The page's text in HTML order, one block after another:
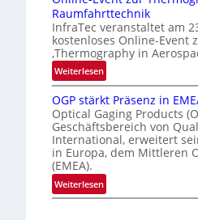
D
r
u
c
m
a
r
k
e
e
‚
H
y
p
e
r
s
p
e
c
t
r
e
r
n
a
t
o
n
a
l
i
s
Raumfahrttechnik
InfraTec veranstaltet am
kostenloses Online-Event
‚Thermography in
Weiterlesen:
O
n
l
i
n
-
E
OGP stärkt Präsenz in
Optical Gaging Products
Geschäftsbereich von
International, erweitert
in Europa, dem Mittleren
(EMEA).
Weiterlesen:
O